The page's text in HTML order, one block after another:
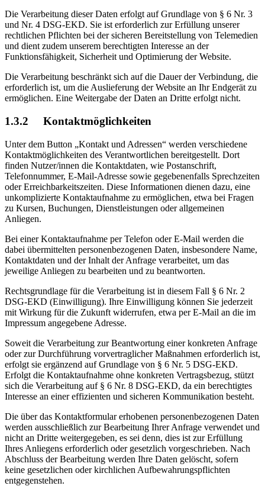
Die Verarbeitung dieser Daten erfolgt auf Grundlage von § 6 Nr. 3
und Nr. 4 DSG-EKD. Sie ist erforderlich zur Erfüllung unserer
rechtlichen Pflichten bei der sicheren Bereitstellung von Telemedien
und dient zudem unserem berechtigten Interesse an der
Funktionsfähigkeit, Sicherheit und Optimierung der Website.
Die Verarbeitung beschränkt sich auf die Dauer der Verbindung, die
erforderlich ist, um die Auslieferung der Website an Ihr Endgerät zu
ermöglichen. Eine Weitergabe der Daten an Dritte erfolgt nicht.
1.3.2 Kontaktmöglichkeiten
Unter dem Button „Kontakt und Adressen“ werden verschiedene
Kontaktmöglichkeiten des Verantwortlichen bereitgestellt. Dort
finden Nutzer/innen die Kontaktdaten, wie Postanschrift,
Telefonnummer, E-Mail-Adresse sowie gegebenenfalls Sprechzeiten
oder Erreichbarkeitszeiten. Diese Informationen dienen dazu, eine
unkomplizierte Kontaktaufnahme zu ermöglichen, etwa bei Fragen
zu Kursen, Buchungen, Dienstleistungen oder allgemeinen
Anliegen.
Bei einer Kontaktaufnahme per Telefon oder E-Mail werden die
dabei übermittelten personenbezogenen Daten, insbesondere Name,
Kontaktdaten und der Inhalt der Anfrage verarbeitet, um das
jeweilige Anliegen zu bearbeiten und zu beantworten.
Rechtsgrundlage für die Verarbeitung ist in diesem Fall § 6 Nr. 2
DSG-EKD (Einwilligung). Ihre Einwilligung können Sie jederzeit
mit Wirkung für die Zukunft widerrufen, etwa per E-Mail an die im
Impressum angegebene Adresse.
Soweit die Verarbeitung zur Beantwortung einer konkreten Anfrage
oder zur Durchführung vorvertraglicher Maßnahmen erforderlich ist,
erfolgt sie ergänzend auf Grundlage von § 6 Nr. 5 DSG-EKD.
Erfolgt die Kontaktaufnahme ohne konkreten Vertragsbezug, stützt
sich die Verarbeitung auf § 6 Nr. 8 DSG-EKD, da ein berechtigtes
Interesse an einer effizienten und sicheren Kommunikation besteht.
Die über das Kontaktformular erhobenen personenbezogenen Daten
werden ausschließlich zur Bearbeitung Ihrer Anfrage verwendet und
nicht an Dritte weitergegeben, es sei denn, dies ist zur Erfüllung
Ihres Anliegens erforderlich oder gesetzlich vorgeschrieben. Nach
Abschluss der Bearbeitung werden Ihre Daten gelöscht, sofern
keine gesetzlichen oder kirchlichen Aufbewahrungspflichten
entgegenstehen.